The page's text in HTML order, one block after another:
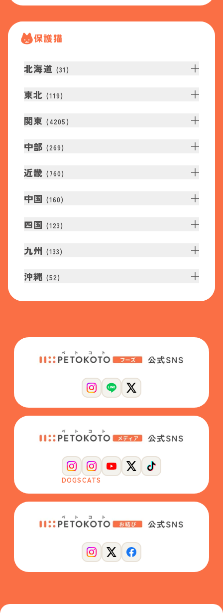
保護猫
北海道 (31 )
東北 (119)
関東 (4205 )
中部 (269)
近畿 (760)
中国 (160)
四国 (123)
九州 (133)
沖縄 (52)
DOGSCATS